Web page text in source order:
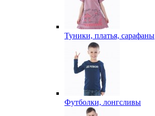
Туники, платья, сарафаны
Футболки, лонгсливы